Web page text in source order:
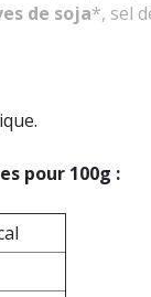
de soja*, sel
.
pour 100g :